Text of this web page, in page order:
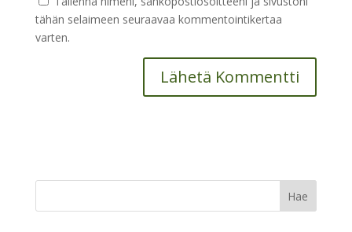
tähän selaimeen seuraavaa kommentointikertaa
varten.